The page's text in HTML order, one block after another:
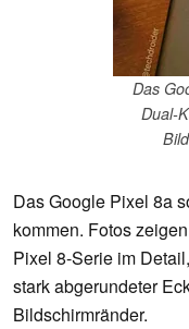
Das
Dual-
Das Google Pixel 8a
kommen. Fotos
Pixel 8-Serie im
stark abgerundeter
Bildschirmränder.